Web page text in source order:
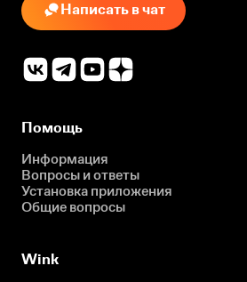
Написать в чат
Помощь
Информация
Вопросы и ответы
Установка приложения
Общие вопросы
Wink